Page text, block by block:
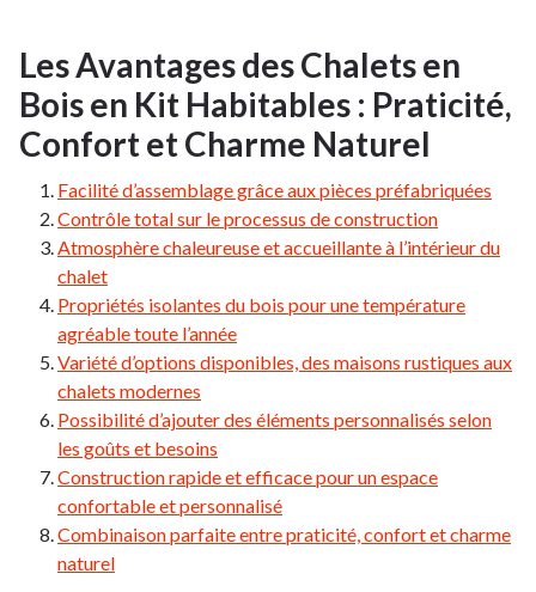
Les Avantages des Chalets en
Bois en Kit Habitables : Praticité,
Confort et Charme Naturel
Facilité d’assemblage grâce aux pièces préfabriquées
Contrôle total sur le processus de construction
Atmosphère chaleureuse et accueillante à l’intérieur du
chalet
Propriétés isolantes du bois pour une température
agréable toute l’année
Variété d’options disponibles, des maisons rustiques aux
chalets modernes
Possibilité d’ajouter des éléments personnalisés selon
les goûts et besoins
Construction rapide et efficace pour un espace
confortable et personnalisé
Combinaison parfaite entre praticité, confort et charme
naturel